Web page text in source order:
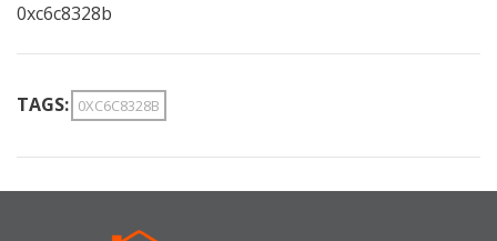
0xc6c8328b
TAGS: 0XC6C8328B